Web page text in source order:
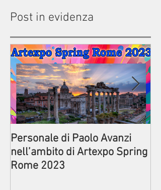
Post in evidenza
Personale di Paolo Avanzi
nell’ambito di Artexpo Spring
Rome 2023